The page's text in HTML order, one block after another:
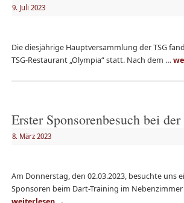
9. Juli 2023
Die diesjährige Hauptversammlung der TSG
TSG-Restaurant „Olympia“ statt. Nach dem …
Erster Sponsorenbesuch bei
8. März 2023
Am Donnerstag, den 02.03.2023, besuchte uns
Sponsoren beim Dart-Training im Nebenzimmer